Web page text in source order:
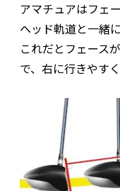
アマチュアはフェ
ヘッド軌道と一緒
これだとフェース
で、右に行きやすく